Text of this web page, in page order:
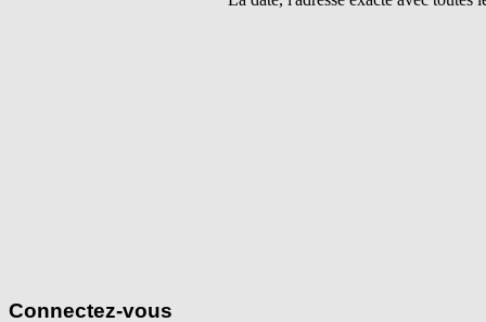
Connectez-vous